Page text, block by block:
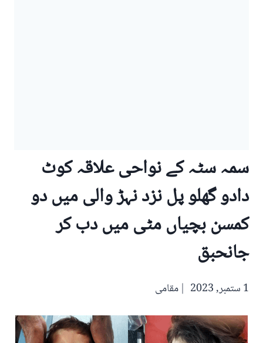
سمہ سٹہ کے نواحی علاقہ کوٹ
دادو گھلو پل نزد نہڑ والی میں دو
کمسن بچیاں مٹی میں دب کر
جانحبق
1 ستمبر, 2023 مقامی